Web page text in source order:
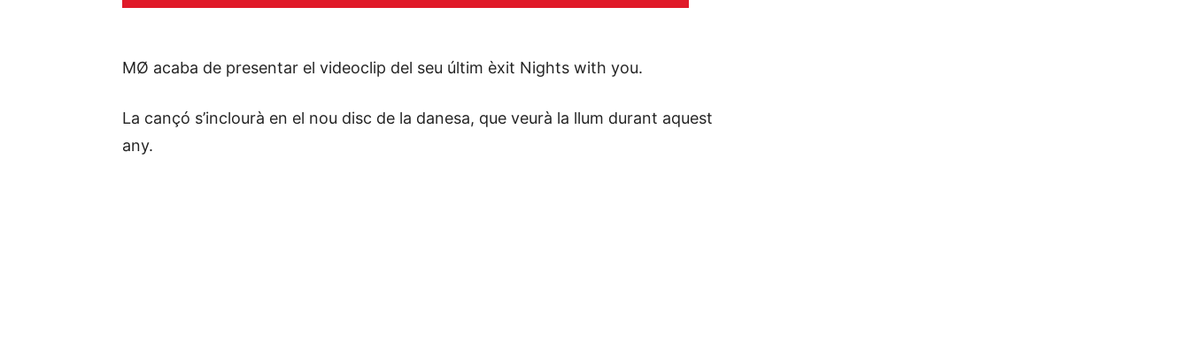
MØ acaba de presentar el videoclip del seu últim èxit Nights with you.
La cançó s’inclourà en el nou disc de la danesa, que veurà la llum durant aquest
any.